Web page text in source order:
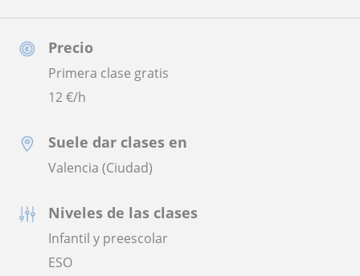
Precio
Primera clase gratis
12€/h
Suele dar clases en
Valencia (Ciudad)
Niveles de las clases
Infantil y preescolar
ESO